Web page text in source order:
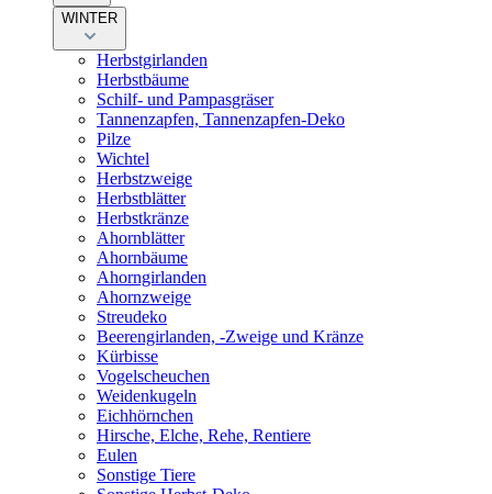
WINTER
Herbstgirlanden
Herbstbäume
Schilf- und Pampasgräser
Tannenzapfen, Tannenzapfen-Deko
Pilze
Wichtel
Herbstzweige
Herbstblätter
Herbstkränze
Ahornblätter
Ahornbäume
Ahorngirlanden
Ahornzweige
Streudeko
Beerengirlanden, -Zweige und Kränze
Kürbisse
Vogelscheuchen
Weidenkugeln
Eichhörnchen
Hirsche, Elche, Rehe, Rentiere
Eulen
Sonstige Tiere